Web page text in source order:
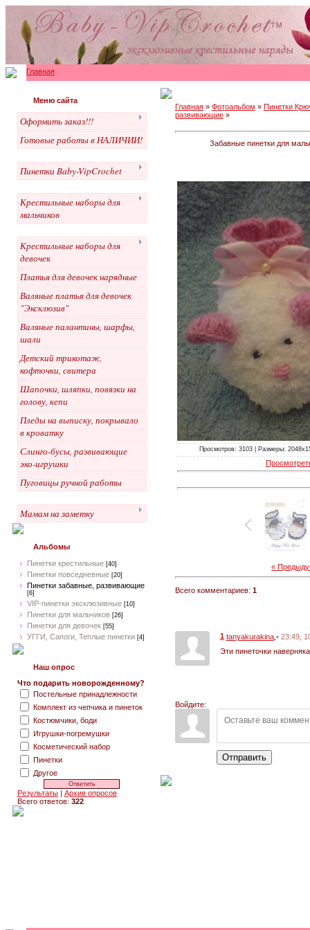
Главная
Меню сайта
Оформить заказ!!!
Готовые работы в НАЛИЧИИ!
Пинетки Baby-VipCrochet
Крестильные наборы для
мальчиков
Крестильные наборы для
девочек
Платья для девочек нарядные
Валяные платья для девочек
"Эксклюзив"
Валяные палантины, шарфы,
шали
Детский трикотаж,
кофточки, свитера
Шапочки, шляпки, повязки на
голову, кепи
Пледы на выписку, покрывало
в кроватку
Слинго-бусы, развивающие
эко-игрушки
Пуговицы ручной работы
Мамам на заметку
Альбомы
Пинетки крестильные [40]
Пинетки повседневные [20]
Пинетки забавные, развивающие
[6]
VIP-пинетки эксклюзивные [10]
Пинетки для мальчиков [26]
Пинетки для девочек [55]
УГГИ, Сапоги, Теплые пинетки [4]
Наш опрос
Что подарить новорожденному?
Постельные принадлежности
Комплект из чепчика и пинеток
Костюмчики, боди
Игрушки-погремушки
Косметический набор
Пинетки
Другое
Результаты| Архив опросов
Всего ответов: 322
Главная» Фотоальбом » Пинетки
развивающие»
Забавные пинетки для
Просмотров: 3103 | Размеры:
«
Всего комментариев: 1
1 tanyakurakina • 23:49,
Эти пинеточки
Войдите:
Отправить